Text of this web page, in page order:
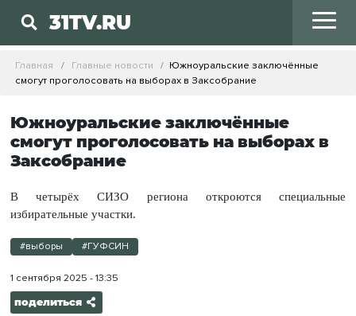
31TV.RU
Главная Главные новости
Южноуральские заключённые
смогут проголосовать на выборах в Заксобрание
Южноуральские заключённые
смогут проголосовать на выборах в
Заксобрание
В четырёх СИЗО региона откроются специальные
избирательные участки.
#выборы #ГУФСИН
1 сентября 2025 - 13:35
поделиться